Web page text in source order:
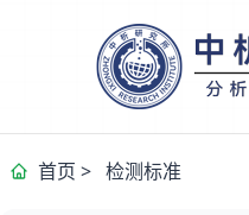
首页 > 检测标准